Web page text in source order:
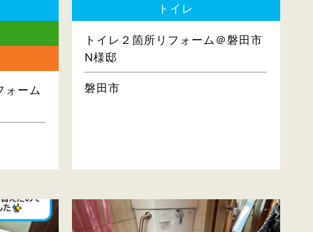
ォーム
トイレ
トイレ２箇所リフォーム＠磐田市
N様邸
磐田市